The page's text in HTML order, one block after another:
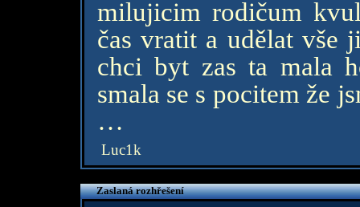
milujicim rodičum
čas vratit a udělat
chci byt zas ta mala
smala se s pocitem že
…
Luc1k
Zaslaná rozhřešení